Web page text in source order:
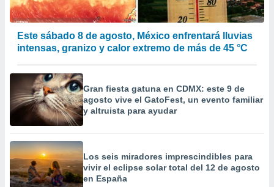
Este sábado 8 de agosto, México enfrentará lluvias
intensas, granizo y calor extremo de más de 45 °C
Gran fiesta gatuna en CDMX: este 9 de
agosto vive el GatoFest, un evento familiar
y altruista para ayudar
Los seis miradores imprescindibles para
vivir el eclipse solar total del 12 de agosto
en España